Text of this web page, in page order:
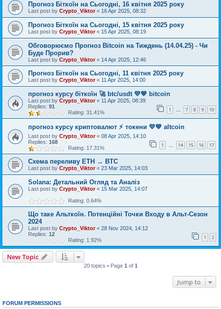
Прогноз Біткоїн на Сьогодні, 16 квітня 2025 року
Last post by Crypto_Viktor« 16 Apr 2025, 08:32
Прогноз Біткоїн на Сьогодні, 15 квітня 2025 року
Last post by Crypto_Viktor« 15 Apr 2025, 08:19
Обговорюємо Прогноз Bitcoin на Тиждень (14.04.25) - Чи
Буде Прорив?
Last post by Crypto_Viktor« 14 Apr 2025, 12:46
Прогноз Біткоїн на Сьогодні, 11 квітня 2025 року
Last post by Crypto_Viktor« 11 Apr 2025, 14:00
прогноз курсу біткоїн 🚀 btc/usdt 💛💙 bitcoin
Last post by Crypto_Viktor« 11 Apr 2025, 08:39
Replies: 91 1 … 7 8 9 10
Rating: 31.41%
прогноз курсу криптовалют ⚡ токени 💛💙 altcoin
Last post by Crypto_Viktor« 08 Apr 2025, 14:10
Replies: 168 1 … 14 15 16 17
Rating: 17.31%
Схема переливу ETH → BTC
Last post by Crypto_Viktor« 23 Mar 2025, 14:03
Solana: Детальний Огляд та Аналіз
Last post by Crypto_Viktor« 15 Mar 2025, 14:07
Rating: 0.64%
Що таке Альткоїн. Потенційні Точки Входу в Альт-Сезон
2024
Last post by Crypto_Viktor« 28 Nov 2024, 14:12
Replies: 12 1 2
Rating: 1.92%
New Topic
20 topics • Page 1 of 1
Jump to
FORUM PERMISSIONS